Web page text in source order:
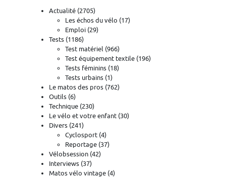
Actualité (2705)
Les échos du vélo (17)
Emploi (29)
Tests (1186)
Test matériel (966)
Test équipement textile (196)
Tests féminins (18)
Tests urbains (1)
Le matos des pros (762)
Outils (6)
Technique (230)
Le vélo et votre enfant (30)
Divers (241)
Cyclosport (4)
Reportage (37)
Vélobsession (42)
Interviews (37)
Matos vélo vintage (4)